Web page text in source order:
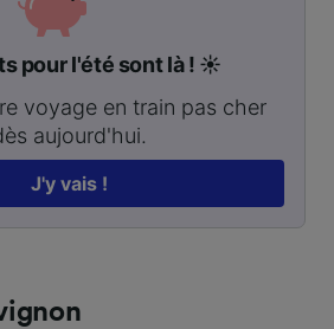
pour l'été sont là ! ☀️
voyage en train pas cher
aujourd'hui.
J'y vais !